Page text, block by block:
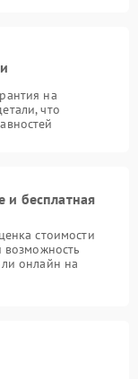
на
что
и бесплатная
стоимости
возможность
онлайн на